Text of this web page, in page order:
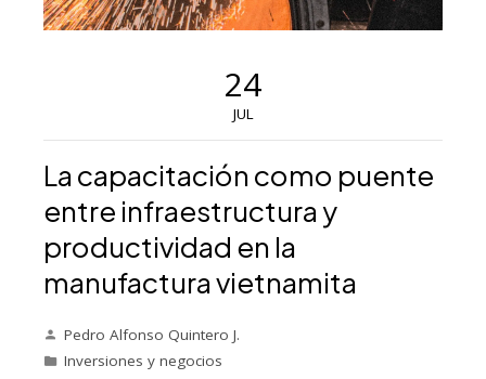
24
JUL
La capacitación como puente
entre infraestructura y
productividad en la
manufactura vietnamita
Pedro Alfonso Quintero J.
Inversiones y negocios